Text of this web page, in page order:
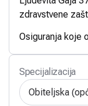
zdravstvene
Osiguranja koje
Specijalizacija
Obiteljska